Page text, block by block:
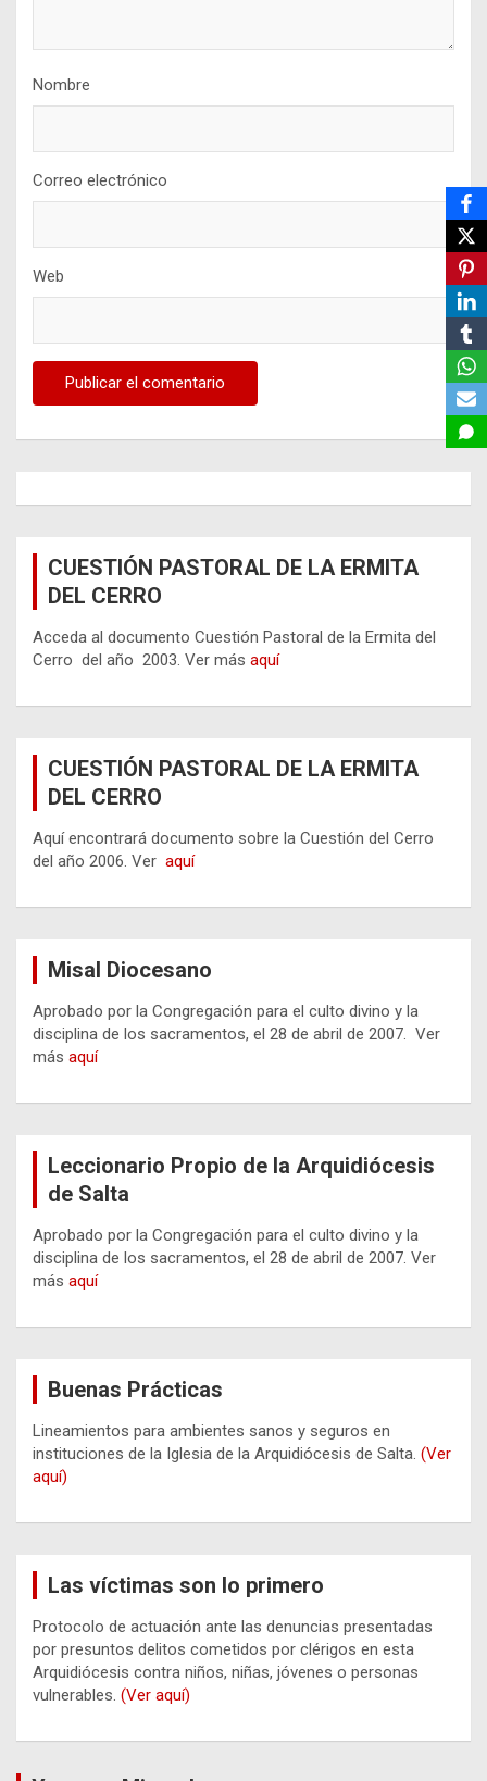
Nombre
Correo electrónico
Web
CUESTIÓN PASTORAL DE LA ERMITA
DEL CERRO
Acceda al documento Cuestión Pastoral de la Ermita del
Cerro del año 2003. Ver más aquí
CUESTIÓN PASTORAL DE LA ERMITA
DEL CERRO
Aquí encontrará documento sobre la Cuestión del Cerro
del año 2006. Ver aquí
Misal Diocesano
Aprobado por la Congregación para el culto divino y la
disciplina de los sacramentos, el 28 de abril de 2007. Ver
más aquí
Leccionario Propio de la Arquidiócesis
de Salta
Aprobado por la Congregación para el culto divino y la
disciplina de los sacramentos, el 28 de abril de 2007. Ver
más aquí
Buenas Prácticas
Lineamientos para ambientes sanos y seguros en
instituciones de la Iglesia de la Arquidiócesis de Salta. (Ver
aquí)
Las víctimas son lo primero
Protocolo de actuación ante las denuncias presentadas
por presuntos delitos cometidos por clérigos en esta
Arquidiócesis contra niños, niñas, jóvenes o personas
vulnerables. (Ver aquí)